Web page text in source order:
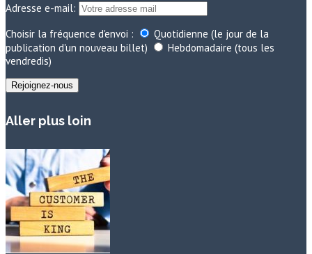
Adresse e-mail:
Choisir la fréquence d'envoi :
Quotidienne (le jour de la
publication d'un nouveau billet)
Hebdomadaire (tous les
vendredis)
Aller plus loin